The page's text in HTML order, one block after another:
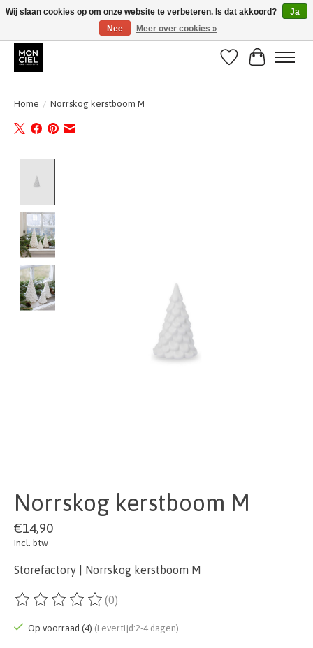
BE + NL : GRATIS VERZENDING van 31/07 t;e.m. 17/8
Verlanglijst
Home / Norrskog kerstboom M
Norrskog kerstboom M
€14,90
Incl. btw
Storefactory | Norrskog kerstboom M
De beoordeling van dit product is
(0)
Op voorraad (4) (Levertijd:2-4 dagen)
Wij slaan cookies op om onze website te verbeteren. Is dat akkoord?
Ja
Nee
Meer over cookies »